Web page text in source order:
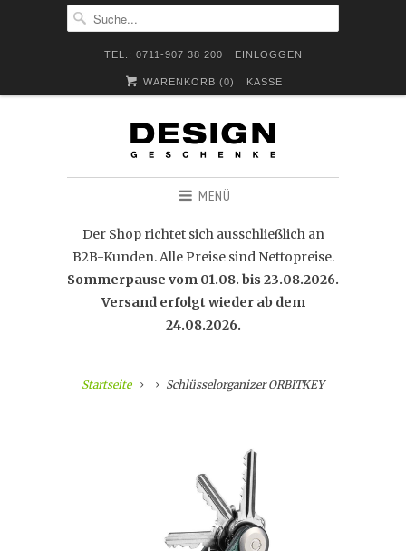
TEL.: 0711-907 38 200 EINLOGGEN
WARENKORB (0) KASSE
MENÜ
Der Shop richtet sich ausschließlich an
B2B-Kunden. Alle Preise sind Nettopreise.
Sommerpause vom 01.08. bis 23.08.2026.
Versand erfolgt wieder ab dem
24.08.2026.
Startseite Schlüsselorganizer ORBITKEY